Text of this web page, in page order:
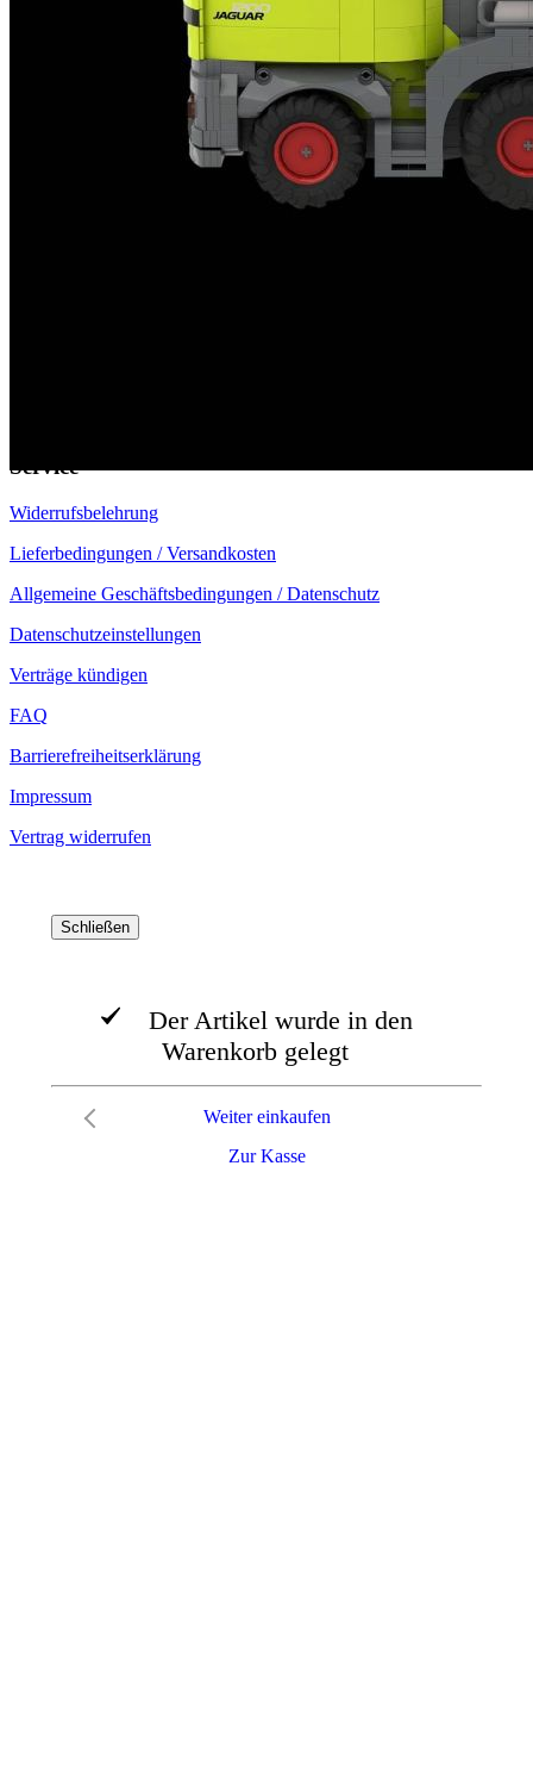
EU-Online-Plattform zur alternativen Streitbeilegung:
Zahlungsmöglichkeiten
Service
Widerrufsbelehrung
Lieferbedingungen / Versandkosten
Allgemeine Geschäftsbedingungen / Datenschutz
Datenschutzeinstellungen
Verträge kündigen
FAQ
Barrierefreiheitserklärung
Impressum
Vertrag widerrufen
Schließen
Der Artikel wurde in den
Warenkorb gelegt
Zur Kasse
Weiter einkaufen